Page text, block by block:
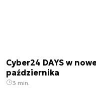
Cyber24 DAYS w
października
3 min.